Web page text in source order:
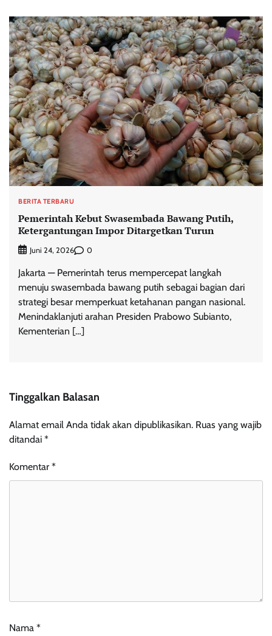
BERITA TERBARU
Pemerintah Kebut Swasembada Bawang Putih,
Ketergantungan Impor Ditargetkan Turun
Juni 24, 2026 0
Jakarta — Pemerintah terus mempercepat langkah
menuju swasembada bawang putih sebagai bagian dari
strategi besar memperkuat ketahanan pangan nasional.
Menindaklanjuti arahan Presiden Prabowo Subianto,
Kementerian […]
Tinggalkan Balasan
Alamat email Anda tidak akan dipublikasikan. Ruas yang wajib
ditandai *
Komentar *
Nama *